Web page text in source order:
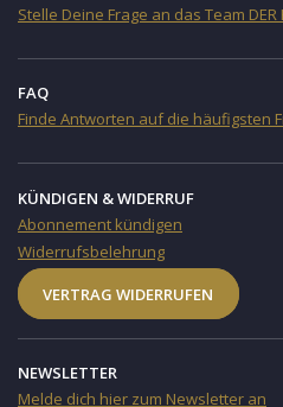
Stelle Deine Frage an das Team DER
FAQ
Finde Antworten auf die häufigsten
KÜNDIGEN & WIDERRUF
Abonnement kündigen
Widerrufsbelehrung
VERTRAG WIDERRUFEN
NEWSLETTER
Melde dich hier zum Newsletter an